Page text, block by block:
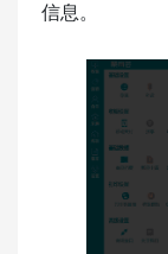
信息。